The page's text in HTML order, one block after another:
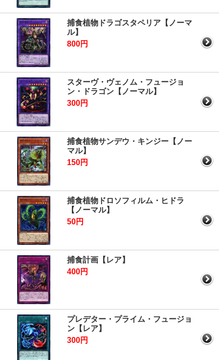
捕食植物ドラゴスタペリア【ノーマ
ル】
800円
スターヴ・ヴェノム・フュージョ
ン・ドラゴン【ノーマル】
300円
捕食植物サンデウ・キンジー【ノー
マル】
150円
捕食植物ドロソフィルム・ヒドラ
【ノーマル】
50円
捕食計画【レア】
400円
プレデター・プライム・フュージョ
ン【レア】
300円